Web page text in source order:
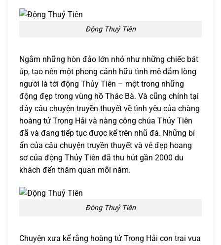
Động Thuỷ Tiên
Ngắm những hòn đảo lớn nhỏ như những chiếc bát
úp, tạo nên một phong cảnh hữu tình mê đắm lòng
người là tới động Thủy Tiên – một trong những
động đẹp trong vùng hồ Thác Bà. Và cũng chính tại
đây câu chuyện truyền thuyết về tình yêu của chàng
hoàng tử Trọng Hải và nàng công chúa Thủy Tiên
đã và đang tiếp tục được kể trên nhũ đá. Những bí
ẩn của câu chuyện truyền thuyết và vẻ đẹp hoang
sơ của động Thủy Tiên đã thu hút gần 2000 du
khách đến thăm quan mỗi năm.
Động Thuỷ Tiên
Chuyện xưa kể rằng hoàng tử Trọng Hải con trai vua